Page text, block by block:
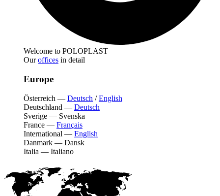
Welcome to POLOPLAST
Ouroffices in detail
Europe
Österreich — Deutsch /English
Deutschland — Deutsch
Sverige — Svenska
France — Français
International — English
Danmark — Dansk
Italia — Italiano